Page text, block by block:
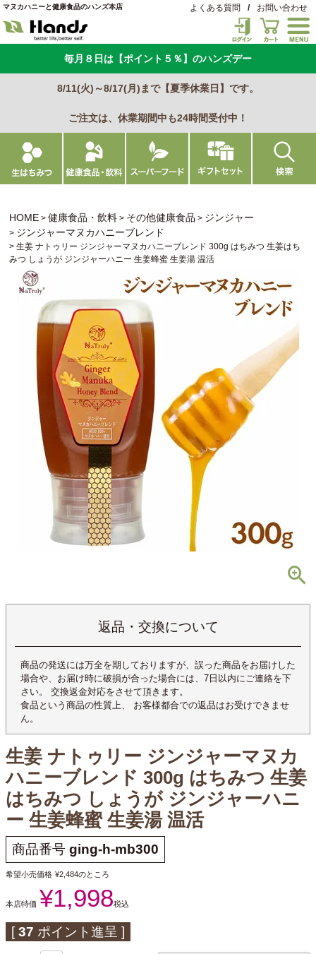
マヌカハニーと健康食品のハンズ本店 よくある質問 / お問い合わせ
毎月８日は【ポイント５％】のハンズデー
8/11(火)～8/17(月)まで【夏季休業日】です。
ご注文は、休業期間中も24時間受付中！
HOME 健康食品・飲料 その他健康食品
ジンジャー
ジンジャーマヌカハニーブレンド
生姜 ナトゥリー ジンジャーマヌカハニーブレンド 300g はちみつ 生姜はち
みつ しょうが ジンジャーハニー 生姜蜂蜜 生姜湯 温活
返品・交換について
商品の発送には万全を期しておりますが、誤った商品をお届けした
場合や、お届け時に破損が合った場合には、7日以内にご連絡を下
さい。 交換返金対応をさせて頂きます。
食品という商品の性質上、 お客様都合での返品はお受けできませ
ん。
生姜 ナトゥリー ジンジャーマヌカ
ハニーブレンド 300g はちみつ 生姜
はちみつ しょうが ジンジャーハニ
ー 生姜蜂蜜 生姜湯 温活
商品番号 ging-h-mb300
希望小売価格 ¥2,484のところ
本店特価 ¥1,998税込
[ 37 ポイント進呈 ]